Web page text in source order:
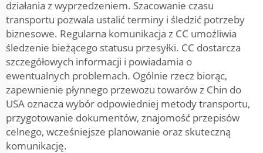
działania z wyprzedzeniem. Szacowanie czasu
transportu pozwala ustalić terminy i śledzić potrzeby
biznesowe. Regularna komunikacja z CC umożliwia
śledzenie bieżącego statusu przesyłki. CC dostarcza
szczegółowych informacji i powiadamia o
ewentualnych problemach. Ogólnie rzecz biorąc,
zapewnienie płynnego przewozu towarów z Chin do
USA oznacza wybór odpowiedniej metody transportu,
przygotowanie dokumentów, znajomość przepisów
celnego, wcześniejsze planowanie oraz skuteczną
komunikację.